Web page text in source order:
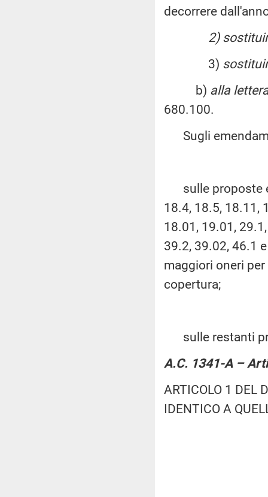
decorrere
2)
3)
b) alla
680.100.
Sugli
sulle proposte
18.4, 18.5, 18.11,
18.01, 19.01,
39.2, 39.02, 46.1
maggiori oneri
copertura;
sulle restanti
A.C. 1341-A –
ARTICOLO 1 DEL
IDENTICO A